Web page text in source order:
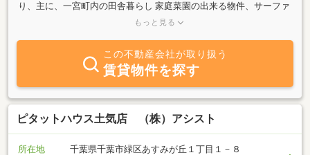
り、主に、一宮町内の田舎暮らし 家庭菜園の出来る物件、サーファ
ー向きの物件を取り揃えてございます。建築会社をグループに持ち
ります。創業３６年の実績と経験を基にご満足いただける物件をご
紹介出来るよう努めておりますので、どうぞお気軽にお問い合わせ
下さい。一宮町在住の社員が、物件だけでなく地域情報も併せてご
提供致します！！
もっと見る
この不動産会社が取り扱う
賃貸物件を探す
ピタットハウス土気店 （株）アシスト
所在地
千葉県千葉市緑区あすみが丘１丁目１－８